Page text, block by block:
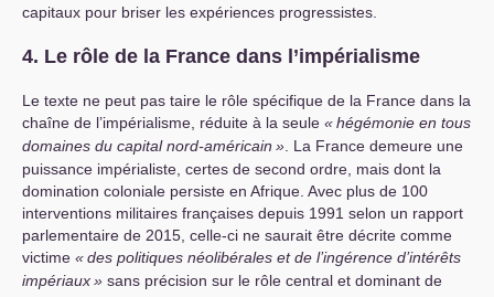
capitaux pour briser les expériences progressistes.
4. Le rôle de la France dans l’impérialisme
Le texte ne peut pas taire le rôle spécifique de la France dans la
chaîne de l’impérialisme, réduite à la seule «hégémonie en tous
domaines du capital nord-américain » . La France demeure une
puissance impérialiste, certes de second ordre, mais dont la
domination coloniale persiste en Afrique. Avec plus de 100
interventions militaires françaises depuis 1991 selon un rapport
parlementaire de 2015, celle-ci ne saurait être décrite comme
victime «des politiques néolibérales et de l’ingérence d’intérêts
impériaux» sans précision sur le rôle central et dominant de